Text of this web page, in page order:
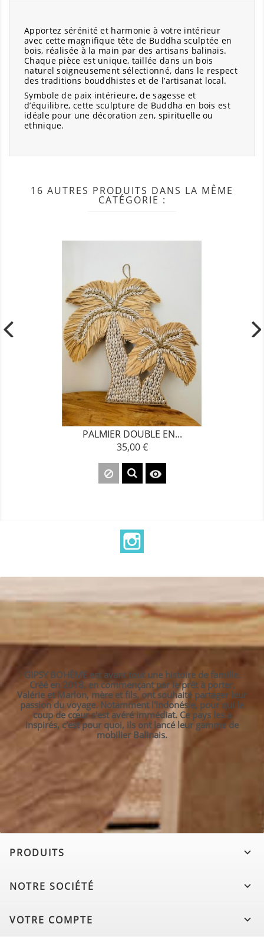
Apportez sérénité et harmonie à votre intérieur
avec cette magnifique tête de Buddha sculptée en
bois, réalisée à la main par des artisans balinais.
Chaque pièce est unique, taillée dans un bois
naturel soigneusement sélectionné, dans le respect
des traditions bouddhistes et de l’artisanat local.
Symbole de paix intérieure, de sagesse et
d’équilibre, cette sculpture de Buddha en bois est
idéale pour une décoration zen, spirituelle ou
ethnique.
16 AUTRES PRODUITS DANS LA MÊME
CATÉGORIE :
PALMIER DOUBLE EN...
Prix
35,00 €

GIPSY BOHÈME est avant tout une histoire de famille.
Créé en 2018, en commençant par le prêt à porter,
Valérie et Marlon, mère et fils, ont souhaité partager leur
passion du voyage. Notamment l'Indonésie, pour qui le
coup de cœur s'est avéré immédiat. Ce pays les a
inspirés, c'est pour quoi, ils ont lancé leur gamme de
mobilier Balinais.
PRODUITS 
NOTRE SOCIÉTÉ 
VOTRE COMPTE 